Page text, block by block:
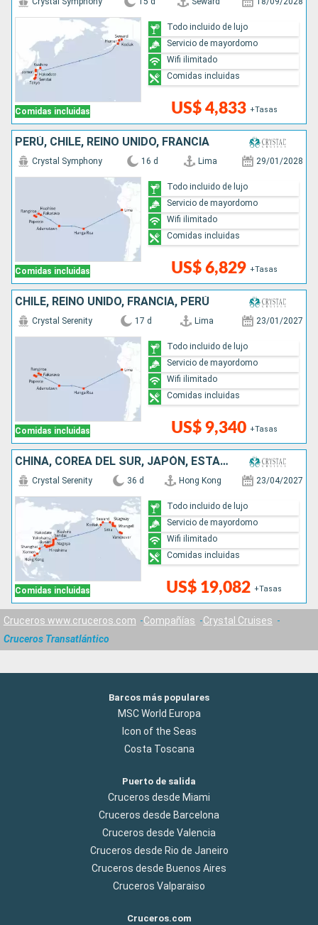
Comidas incluidas US$ 4,833 +Tasas
Todo incluido de lujo
Servicio de mayordomo
Wifi ilimitado
Comidas incluidas
PERÚ, CHILE, REINO UNIDO, FRANCIA
Comidas incluidas
Crystal Symphony 16 d Lima 29/01/2028
US$ 6,829 +Tasas
Todo incluido de lujo
Servicio de mayordomo
Wifi ilimitado
Comidas incluidas
CHILE, REINO UNIDO, FRANCIA, PERÚ
Comidas incluidas
Crystal Serenity 17 d Lima 23/01/2027
US$ 9,340 +Tasas
Todo incluido de lujo
Servicio de mayordomo
Wifi ilimitado
Comidas incluidas
CHINA, COREA DEL SUR, JAPÓN, ESTADOS UNIDOS, CANADÁ
Comidas incluidas
Crystal Serenity 36 d Hong Kong 23/04/2027
US$ 19,082 +Tasas
Todo incluido de lujo
Servicio de mayordomo
Wifi ilimitado
Comidas incluidas
Cruceros www.cruceros.com Compañías
Crystal Cruises
Cruceros Transatlántico
Barcos más populares
MSC World Europa
Icon of the Seas
Costa Toscana
Puerto de salida
Cruceros desde Miami
Cruceros desde Barcelona
Cruceros desde Valencia
Cruceros desde Rio de Janeiro
Cruceros desde Buenos Aires
Cruceros Valparaiso
Cruceros.com